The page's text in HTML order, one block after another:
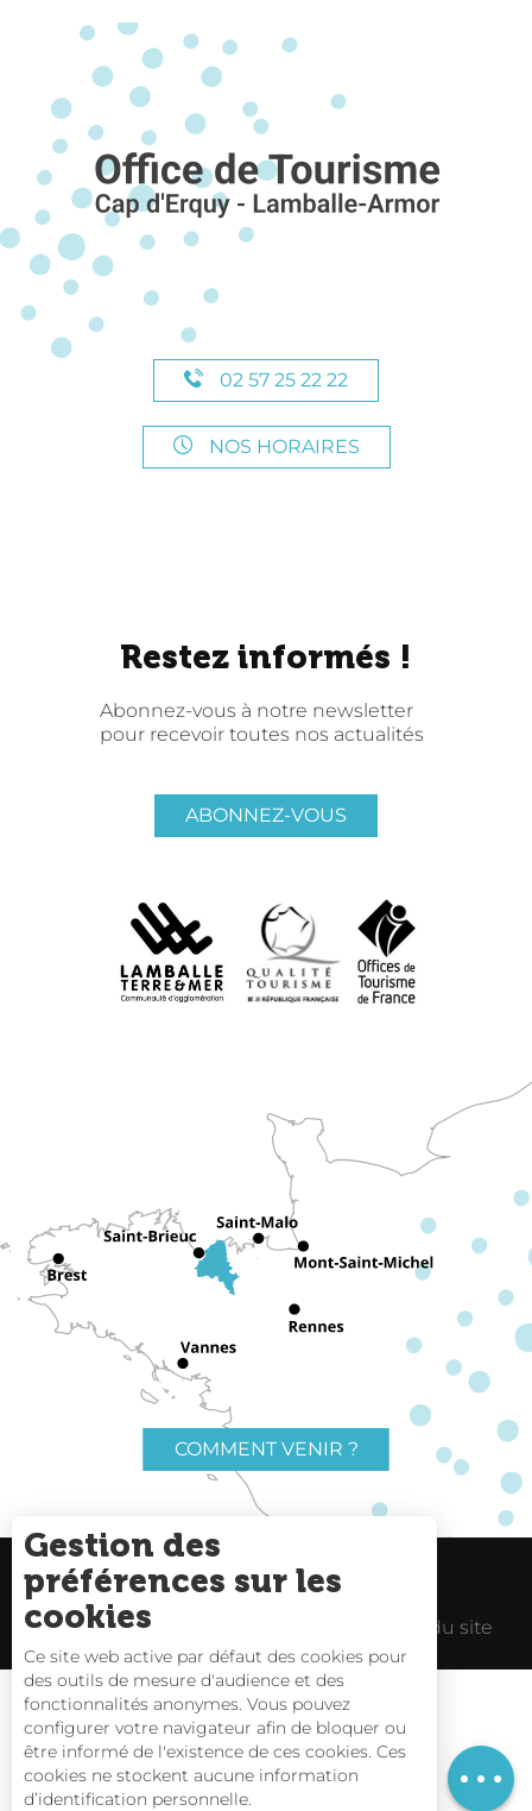
Tarifs
02 57 25 22 22
NOS HORAIRES
Restez informés !
Abonnez-vous à notre newsletter
pour recevoir toutes nos actualités
ABONNEZ-VOUS
COMMENT VENIR ?
Charte du voyageur Liens utiles
Espace Pro Plan du site
Carte interactive
Gestion des
préférences sur les
cookies
Ce site web active par défaut des cookies pour
des outils de mesure d'audience et des
fonctionnalités anonymes. Vous pouvez
configurer votre navigateur afin de bloquer ou
être informé de l'existence de ces cookies. Ces
cookies ne stockent aucune information
d’identification personnelle.